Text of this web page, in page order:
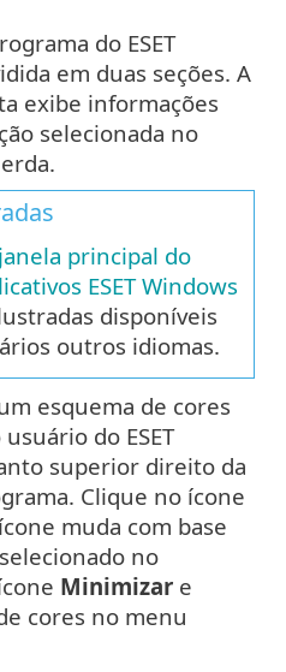
do ESET
em duas seções. A
exibe informações
selecionada no
principal do
ESET Windows
disponíveis
outros idiomas.
esquema de cores
do ESET
superior direito da
Clique no ícone
muda com base
no
Minimizar e
cores no menu